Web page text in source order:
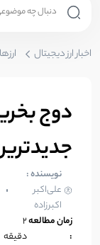
اخبار ارز دیجیتال
دوج
نویسنده :
علی‌اکبر
اکبرزاده
زمان مطالعه
:
2
دقیقه